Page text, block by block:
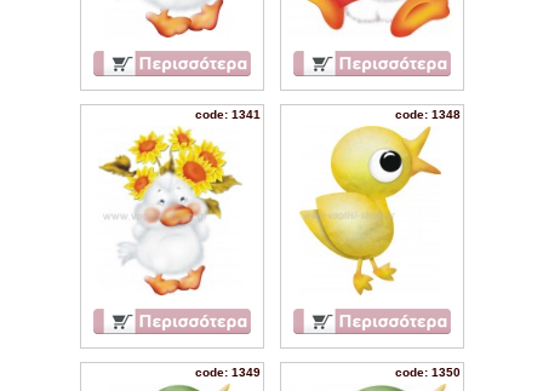
code: 1341 code: 1348
code: 1349 code: 1350